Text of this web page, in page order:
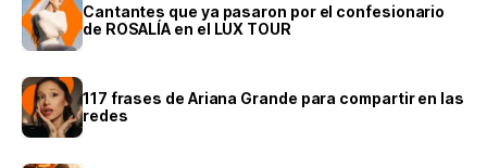
Cantantes que ya pasaron por el confesionario
de ROSALÍA en el LUX TOUR
117 frases de Ariana Grande para compartir en las
redes